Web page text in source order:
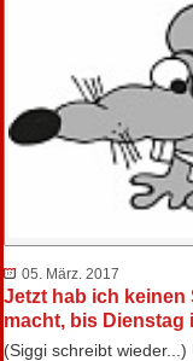
05. März. 2017
Jetzt hab ich keinen
macht, bis Dienstag
(Siggi schreibt